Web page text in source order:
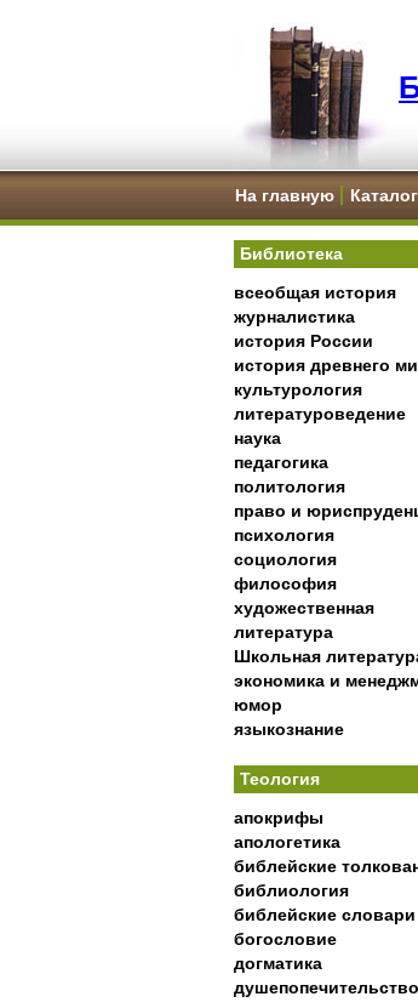
На главную
Библиотека
всеобщая история
журналистика
история России
история древнего
культурология
литературоведение
наука
педагогика
политология
право и
психология
социология
философия
художественная
литература
Школьная
экономика и
юмор
языкознание
Теология
апокрифы
апологетика
библейские
библиология
библейские словари
богословие
догматика
душепопечительство